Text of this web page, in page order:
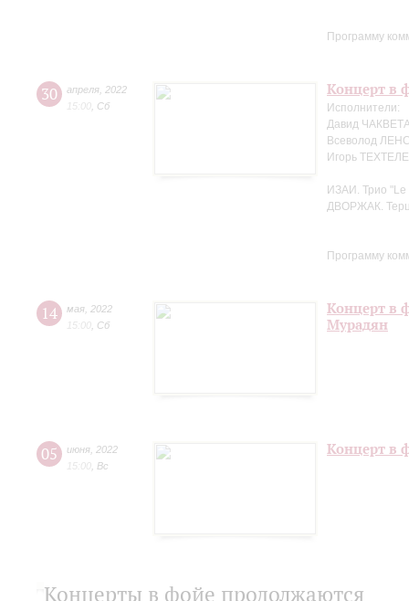
Программу
30 апреля 2022
15:00 Сб
Концерт в
Исполнители:
Давид
Всеволод
Игорь
ИЗАИ. Трио "Le
ДВОРЖАК.
Программу
14 мая 2022
15:00 Сб
Концерт в
Мурадян
05 июня 2022
15:00 Вс
Концерт в
Концерты в фойе продолжаются